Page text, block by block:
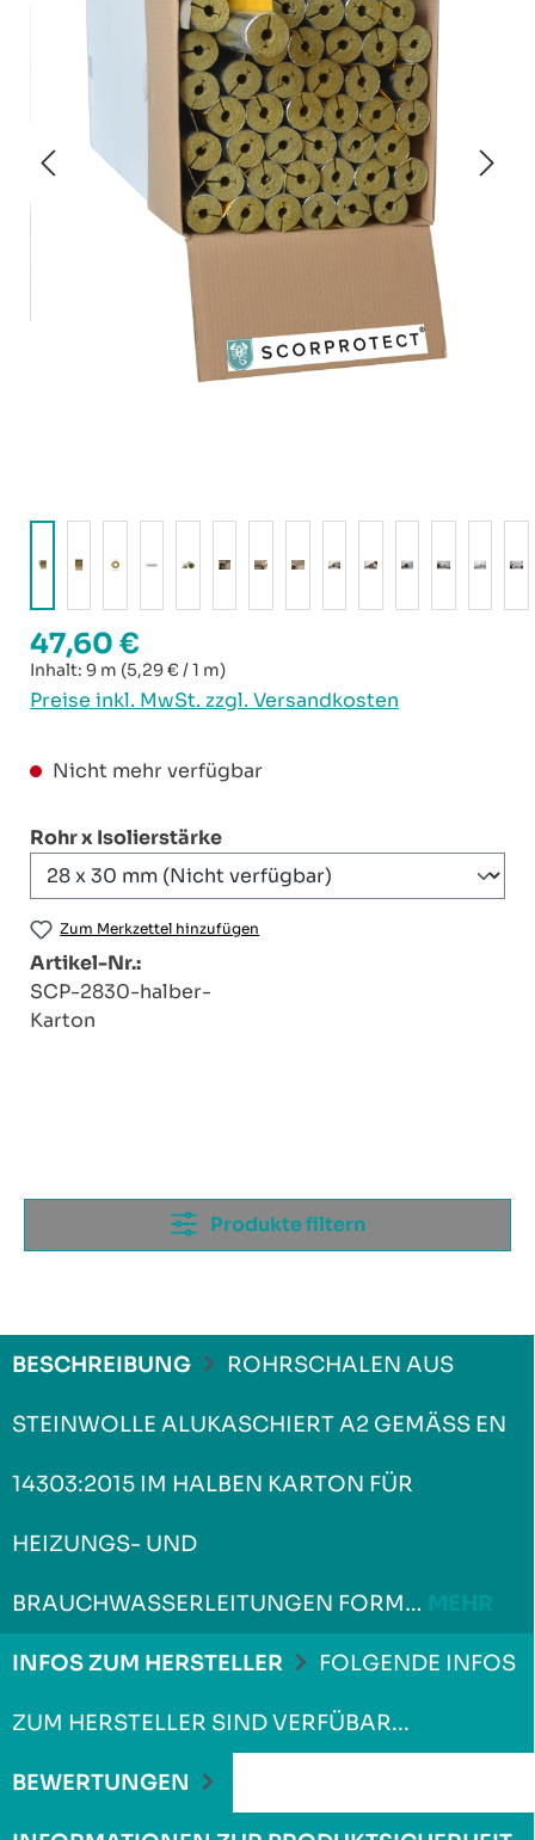
Regulärer Preis:
47,60 €
Inhalt: 9 m (5,29 € / 1 m)
Preise inkl. MwSt. zzgl. Versandkosten
Nicht mehr verfügbar
Rohr x Isolierstärkeauswählen
Zum Merkzettel hinzufügen
Artikel-Nr.:
SCP-2830-halber-
Karton
Produkte filtern
BESCHREIBUNG ROHRSCHALEN AUS
STEINWOLLE ALUKASCHIERT A2 GEMÄSS EN 1
4303:2015 IM HALBEN KARTON FÜR H
EIZUNGS- UND B
RAUCHWASSERLEITUNGEN FORM…
INFOS ZUM HERSTELLER FOLGENDE INFOS
ZUM HERSTELLER SIND VERFÜBAR...
BEWERTUNGEN